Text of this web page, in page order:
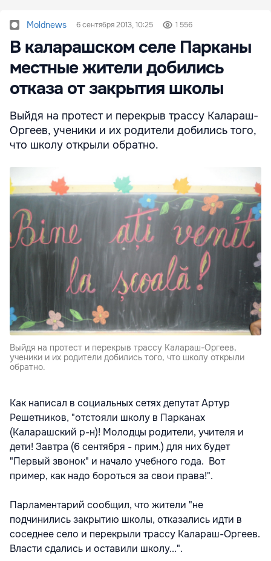
Moldnews 6 сентября 2013, 10:25 1 556
В каларашском селе Парканы
местные жители добились
отказа от закрытия школы
Выйдя на протест и перекрыв трассу Калараш-
Оргеев, ученики и их родители добились того,
что школу открыли обратно.
Выйдя на протест и перекрыв трассу Калараш-Оргеев,
ученики и их родители добились того, что школу открыли
обратно.
Как написал в социальных сетях депутат Артур
Решетников, "отстояли школу в Парканах
(Каларашский р-н)! Молодцы родители, учителя и
дети! Завтра (6 сентября - прим.) для них будет
"Первый звонок" и начало учебного года. Вот
пример, как надо бороться за свои права!".
Парламентарий сообщил, что жители "не
подчинились закрытию школы, отказались идти в
соседнее село и перекрыли трассу Калараш-Оргеев.
Власти сдались и оставили школу...".